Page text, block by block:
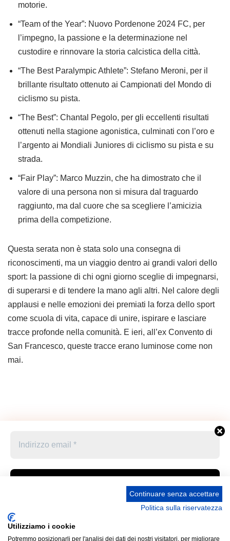
motorie.
“Team of the Year”: Nuovo Pordenone 2024 FC, per
l’impegno, la passione e la determinazione nel
custodire e rinnovare la storia calcistica della città.
“The Best Paralympic Athlete”: Stefano Meroni, per il
brillante risultato ottenuto ai Campionati del Mondo di
ciclismo su pista.
“The Best”: Chantal Pegolo, per gli eccellenti risultati
ottenuti nella stagione agonistica, culminati con l’oro e
l’argento ai Mondiali Juniores di ciclismo su pista e su
strada.
“Fair Play”: Marco Muzzin, che ha dimostrato che il
valore di una persona non si misura dal traguardo
raggiunto, ma dal cuore che sa scegliere l’amicizia
prima della competizione.
Questa serata non è stata solo una consegna di
riconoscimenti, ma un viaggio dentro ai grandi valori dello
sport: la passione di chi ogni giorno sceglie di impegnarsi,
di superarsi e di tendere la mano agli altri. Nel calore degli
applausi e nelle emozioni dei premiati la forza dello sport
come scuola di vita, capace di unire, ispirare e lasciare
tracce profonde nella comunità. E ieri, all’ex Convento di
San Francesco, queste tracce erano luminose come non
mai.
Accetto le condizioni generali e di ricevere le
newsletter
Privacy Policy –
UNIONE STAMPA SPORTIVA ITALIANA GRUPPO
Continuare senza accettare
Politica sulla riservatezza
Utilizziamo i cookie
Potremmo posizionarli per l'analisi dei dati dei nostri visitatori, per migliorare